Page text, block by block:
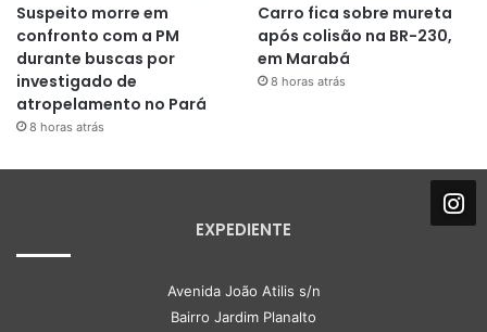
Suspeito morre em
confronto com a PM
durante buscas por
investigado de
atropelamento no Pará
8 horas atrás
Carro fica sobre mureta
após colisão na BR-230,
em Marabá
8 horas atrás
EXPEDIENTE
Avenida João Atilis s/n
Bairro Jardim Planalto